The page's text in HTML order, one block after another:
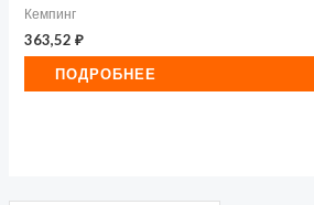
Кемпинг
363,52₽
ПОДРОБНЕЕ